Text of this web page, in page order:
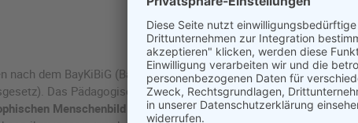
nach dem BayKiBiG (Bayerisches Kinderbildungs- und -
Das Pädagogische Leitbild orientiert sich am
Menschenbild und wird als Grundlage im Sinne der